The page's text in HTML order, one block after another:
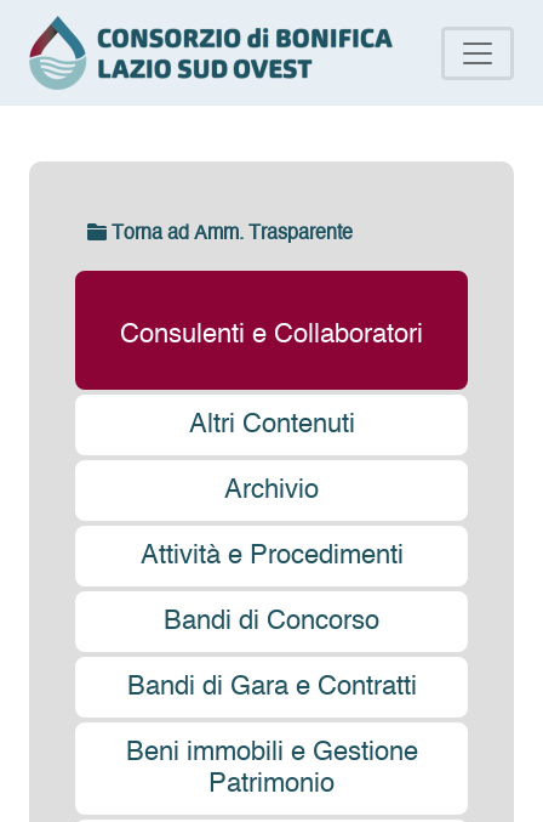
Torna ad Amm. Trasparente
Consulenti e Collaboratori
Altri Contenuti
Archivio
Attività e Procedimenti
Bandi di Concorso
Bandi di Gara e Contratti
Beni immobili e Gestione
Patrimonio